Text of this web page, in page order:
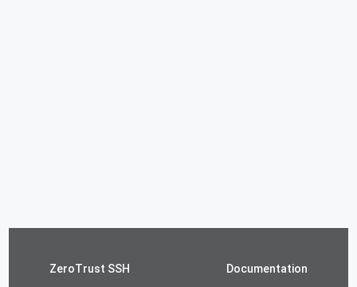
ZeroTrust SSH Documentation